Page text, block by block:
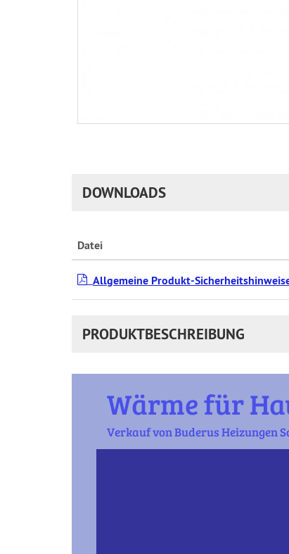
DOWNLOADS
Datei
Allgemeine Produkt-
PRODUKTBESCHREIBUNG
Wärme für
Verkauf von Buderus Heizungen